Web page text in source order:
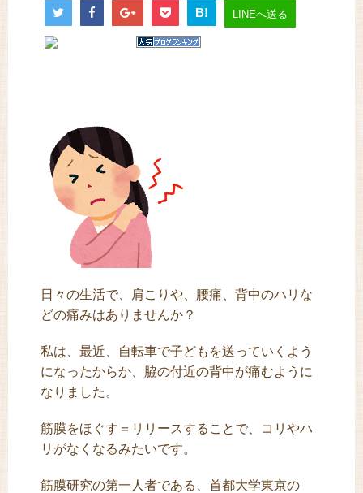
B! LINEへ送る
日々の生活で、肩こりや、腰痛、背中のハリな
どの痛みはありませんか？
私は、最近、自転車で子どもを送っていくよう
になったからか、脇の付近の背中が痛むように
なりました。
筋膜をほぐす＝リリースすることで、コリやハ
リがなくなるみたいです。
筋膜研究の第一人者である、首都大学東京の